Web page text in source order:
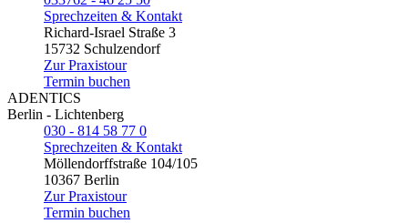
Sprechzeiten & Kontakt
Richard-Israel Straße 3
15732 Schulzendorf
Zur Praxistour
Termin buchen
ADENTICS
Berlin - Lichtenberg
030 - 814 58 77 0
Sprechzeiten & Kontakt
Möllendorffstraße 104/105
10367 Berlin
Zur Praxistour
Termin buchen